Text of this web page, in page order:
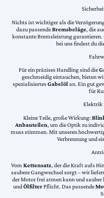
Nichts ist wichtiger als die
dazu passendeBremsbeläge, die
konstante Bremsleistung garantieren.
bei uns findest du
Für ein präzises Handling sind die
geschmeidig eintauchen, bieten
spezialisiertesGabelölan. Ein gut
für
Elektrik
Kleine Teile, große Wirkung:
Anbauteilen, um die Optik zu
muss stimmen. Mit unseren
Verbrennung und
VomKettensatz, der die Kraft aufs
saubere Gangwechsel sorgt – wir
der Motor frei atmen kann und
undÖlfilterPflicht. Das passende